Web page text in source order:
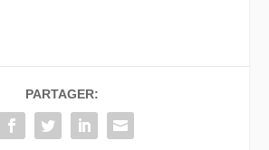
PARTAGER: